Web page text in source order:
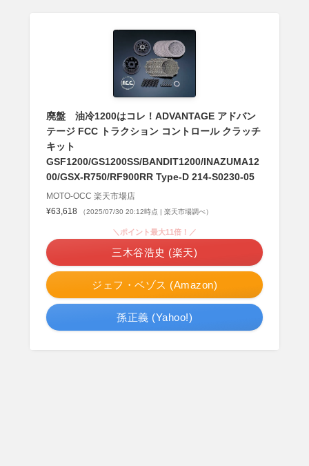
廃盤 油冷1200はコレ！ADVANTAGE アドバン
テージ FCC トラクション コントロール クラッチ
キット
GSF1200/GS1200SS/BANDIT1200/INAZUMA12
00/GSX-R750/RF900RR Type-D 214-S0230-05
MOTO-OCC 楽天市場店
¥63,618
（2025/07/30 20:12時点 | 楽天市場調べ）
ジェフ・ベゾス (Amazon)
＼ポイント最大11倍！／
三木谷浩史 (楽天)
孫正義 (Yahoo!)